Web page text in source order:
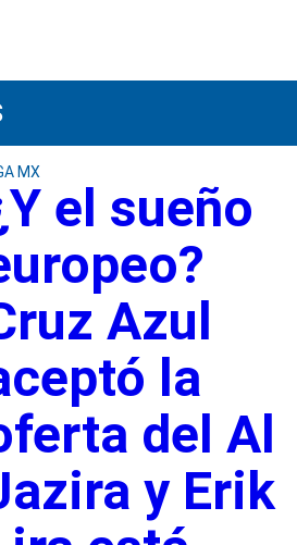
MX
el sueño
Azul
la
del Al
y Erik